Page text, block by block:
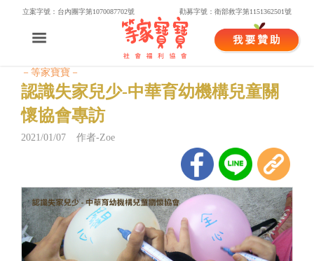
立案字號：台內團字第1070087702號 勸募字號：衛部救字第1151362501號
－等家寶寶－
認識失家兒少-中華育幼機構兒童關
懷協會專訪
2021/01/07 作者-Zoe